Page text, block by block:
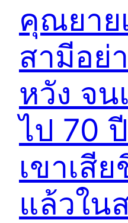
คุณยาย
สามีอย่
หวัง จน
ไป 70
เขาเสี
แล้วใน